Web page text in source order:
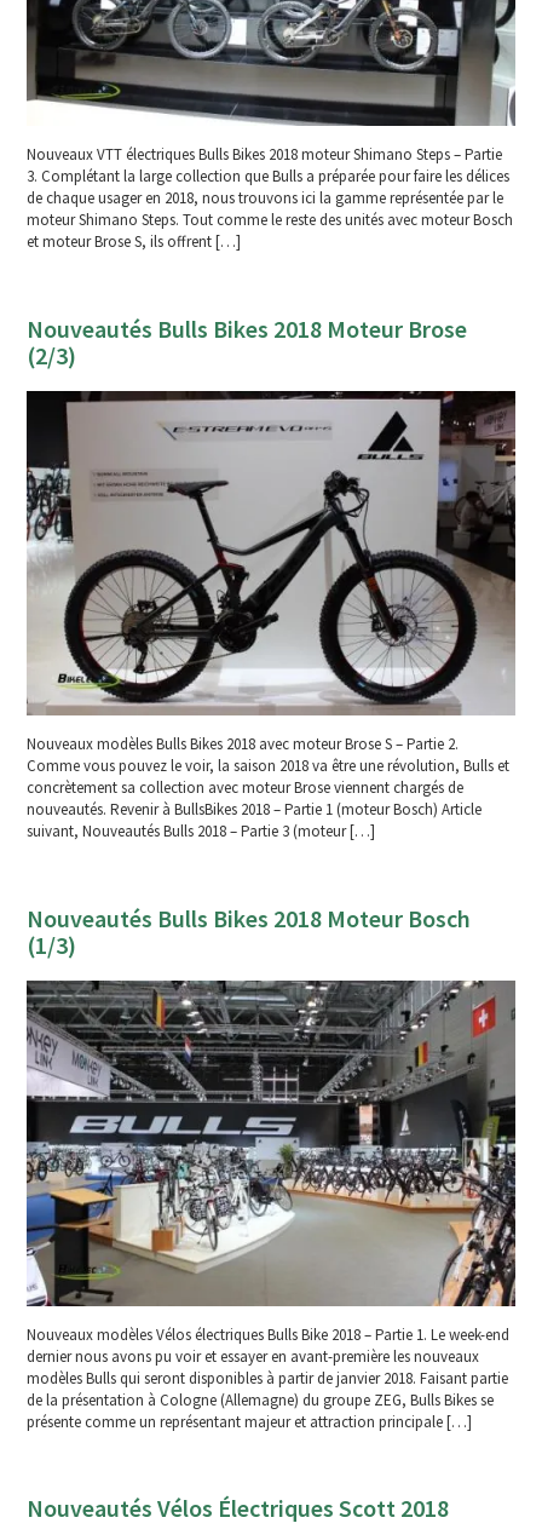
Nouveaux VTT électriques Bulls Bikes 2018 moteur Shimano Steps – Partie
3. Complétant la large collection que Bulls a préparée pour faire les délices
de chaque usager en 2018, nous trouvons ici la gamme représentée par le
moteur Shimano Steps. Tout comme le reste des unités avec moteur Bosch
et moteur Brose S, ils offrent […]
Nouveautés Bulls Bikes 2018 Moteur Brose
(2/3)
Nouveaux modèles Bulls Bikes 2018 avec moteur Brose S – Partie 2.
Comme vous pouvez le voir, la saison 2018 va être une révolution, Bulls et
concrètement sa collection avec moteur Brose viennent chargés de
nouveautés. Revenir à BullsBikes 2018 – Partie 1 (moteur Bosch) Article
suivant, Nouveautés Bulls 2018 – Partie 3 (moteur […]
Nouveautés Bulls Bikes 2018 Moteur Bosch
(1/3)
Nouveaux modèles Vélos électriques Bulls Bike 2018 – Partie 1. Le week-end
dernier nous avons pu voir et essayer en avant-première les nouveaux
modèles Bulls qui seront disponibles à partir de janvier 2018. Faisant partie
de la présentation à Cologne (Allemagne) du groupe ZEG, Bulls Bikes se
présente comme un représentant majeur et attraction principale […]
Nouveautés Vélos Électriques Scott 2018